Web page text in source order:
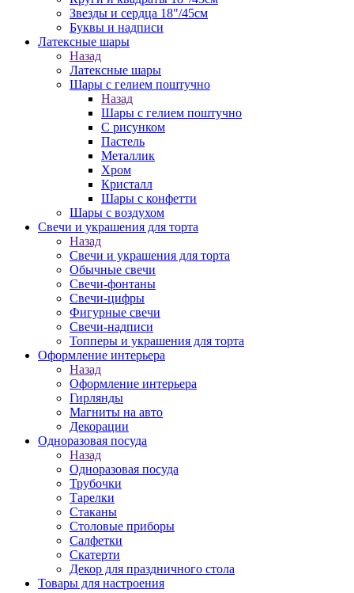
Звезды и сердца 18"/45см
Буквы и надписи
Латексные шары
Назад
Латексные шары
Шары с гелием поштучно
Назад
Шары с гелием поштучно
С рисунком
Пастель
Металлик
Хром
Кристалл
Шары с конфетти
Шары с воздухом
Свечи и украшения для торта
Назад
Свечи и украшения для торта
Обычные свечи
Свечи-фонтаны
Свечи-цифры
Фигурные свечи
Свечи-надписи
Топперы и украшения для торта
Оформление интерьера
Назад
Оформление интерьера
Гирлянды
Магниты на авто
Декорации
Одноразовая посуда
Назад
Одноразовая посуда
Трубочки
Тарелки
Стаканы
Столовые приборы
Салфетки
Скатерти
Декор для праздничного стола
Товары для настроения